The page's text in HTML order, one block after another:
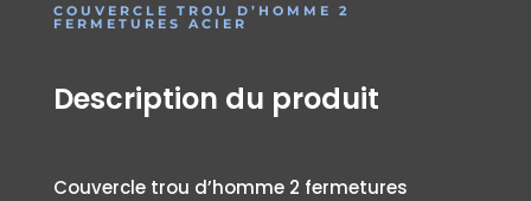
COUVERCLE TROU D’HOMME 2
FERMETURES ACIER
Description du produit
Couvercle trou d’homme 2 fermetures